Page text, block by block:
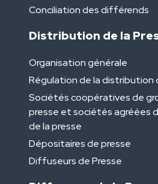
Conciliation des différends
Distribution de la
Organisation générale
Régulation de la distribution
Sociétés coopératives de
presse et sociétés agréées
de la presse
Dépositaires de presse
Diffuseurs de Presse